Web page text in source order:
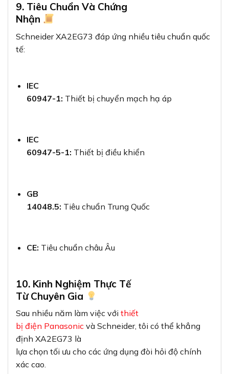
9. Tiêu Chuẩn Và Chứng
Nhận
Schneider XA2EG73 đáp ứng nhiều tiêu chuẩn quốc
tế:
IEC
60947-1: Thiết bị chuyển mạch hạ áp
IEC
60947-5-1: Thiết bị điều khiển
GB
14048.5: Tiêu chuẩn Trung Quốc
CE: Tiêu chuẩn châu Âu
10. Kinh Nghiệm Thực Tế
Từ Chuyên Gia
Sau nhiều năm làm việc với thiết
bị điện Panasonic và Schneider, tôi có thể khẳng
định XA2EG73 là
lựa chọn tối ưu cho các ứng dụng đòi hỏi độ chính
xác cao.